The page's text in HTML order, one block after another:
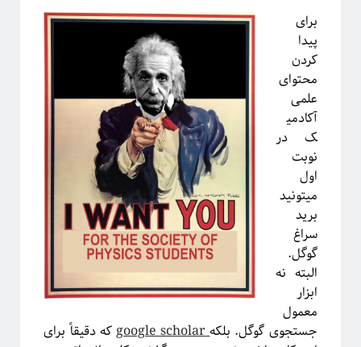
کهکشان کوانتوم کیهان شناسی گالیله
گذار فاز
آموزش ریاضی
آموزشی
اخبار
اختر فیزیک
اسرار کوانتومی
اهداف سیتپور
برنامه‌نویسی و کار با داده
تاریخ علم
تصاویر
جامعه علمی
خرافات
برای
پیدا
کردن
محتوای
علمی
آکادمی
ک در
نوبت
اول
میتونید
برید
سراغ
گوگل.
البته نه
ابزار
معمول
جستجوی گوگل. بلکهgoogle scholar
که دقیقاً برای